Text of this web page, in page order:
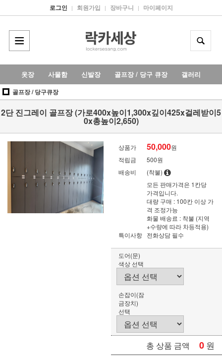
로그인 | 회원가입 | 장바구니 | 마이페이지
옷장 사물함 신발장 골프장 / 당구 큐장 갤러리
골프장 / 당구큐장
2단 진그레이 골프장 (가로400x높이1,300x깊이425x걸레받이5
0x총높이2,650)
상품가 50,000원
적립금
500원
배송비
(착불)
특이사항
모든 판매가격은 1칸당
가격입니다.
대량 구매 : 100칸 이상 가
격 조정가능
화물 배송료 : 착불 (지역
+수량에 따라 차등적용)
전화상담 필수
도어(문)
색상 선택
손잡이(잠
금장치)
선택
총 상품 금액 0 원